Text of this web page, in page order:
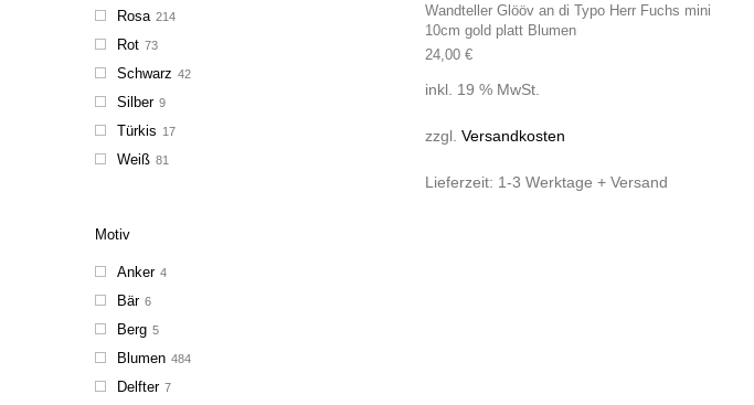
Rosa 214
Rot 73
Schwarz 42
Silber 9
Türkis 17
Weiß 81
Motiv
Anker 4
Bär 6
Berg 5
Blumen 484
Delfter 7
Wandteller Glööv an di Typo Herr Fuchs mini
10cm gold platt Blumen
24,00 €
inkl. 19 % MwSt.
zzgl. Versandkosten
Lieferzeit: 1-3 Werktage + Versand